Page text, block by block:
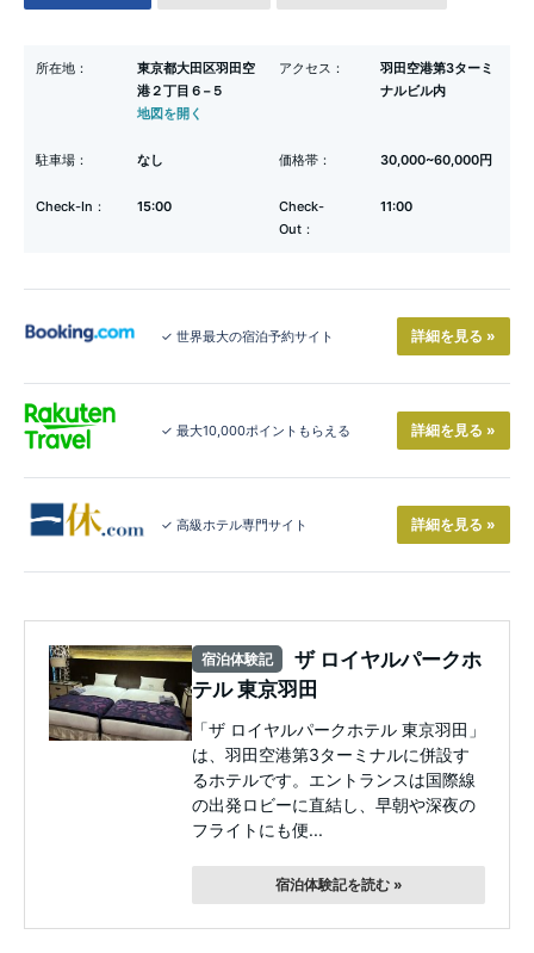
所在地：
東京都大田区羽田空
港２丁目６−５
地図を開く
アクセス：
羽田空港第3ターミ
ナルビル内
駐車場： なし 価格帯： 30,000~60,000円
Check-In： 15:00
Check-
Out：
11:00
✓ 世界最大の宿泊予約サイト 詳細を見る »
✓ 最大10,000ポイントもらえる 詳細を見る »
✓ 高級ホテル専門サイト 詳細を見る »
宿泊体験記
ザ ロイヤルパークホ
テル 東京羽田
「ザ ロイヤルパークホテル 東京羽田」
は、羽田空港第3ターミナルに併設す
るホテルです。エントランスは国際線
の出発ロビーに直結し、早朝や深夜の
フライトにも便...
宿泊体験記を読む »